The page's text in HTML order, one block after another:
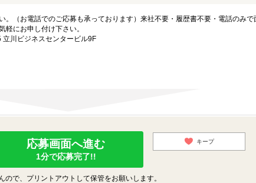
。（お電話でのご応募も承っております）来社不要・履歴書不要・電話のみで
軽にお申し付け下さい。
立川ビジネスセンタービル9F
応募画面へ進む
1分で応募完了!!
キープ
で、プリントアウトして保管をお願いします。